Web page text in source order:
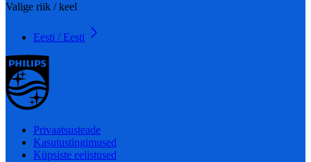
Valige riik / keel
Eesti / Eesti
Privaatsusteade
Kasutustingimused
Küpsiste eelistused